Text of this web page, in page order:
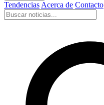
Tendencias Acerca de Contacto